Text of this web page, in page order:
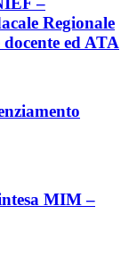
Regionale
ed ATA
MIM –